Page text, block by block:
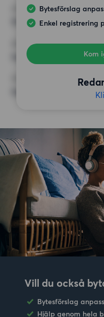
Bytesförslag
Enkel registrering
Kom
HÖGSTA HYRA
10 000 kr
Inga speciella krav
ÖVRIGA PREFERENSER
Inga speciella
Vill du också
Bytesförslag
Hjälp genom hela